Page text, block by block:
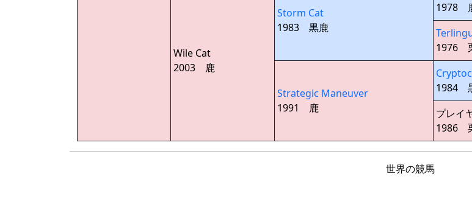
Wile Cat
2003 鹿
Storm Cat
1983 黒鹿
1978
1976
Strategic Maneuver
1991 鹿
1984
プレイ
1986
世界の競馬